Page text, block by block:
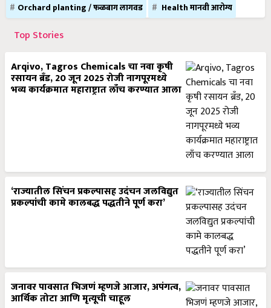
Orchard planting / फळबाग लागवड
Health मानवी आरोग्य
Top Stories
Arqivo, Tagros Chemicals चा नवा कृषी
रसायन ब्रँड, 20 जून 2025 रोजी नागपूरमध्ये
भव्य कार्यक्रमात महाराष्ट्रात लाँच करण्यात आला
‘राज्यातील सिंचन प्रकल्पासह उदंचन जलविद्युत
प्रकल्पांची कामे कालबद्ध पद्धतीने पूर्ण करा’
जनावर पावसात भिजणं म्हणजे आजार, अपंगत्व,
आर्थिक तोटा आणि मृत्यूची चाहूल